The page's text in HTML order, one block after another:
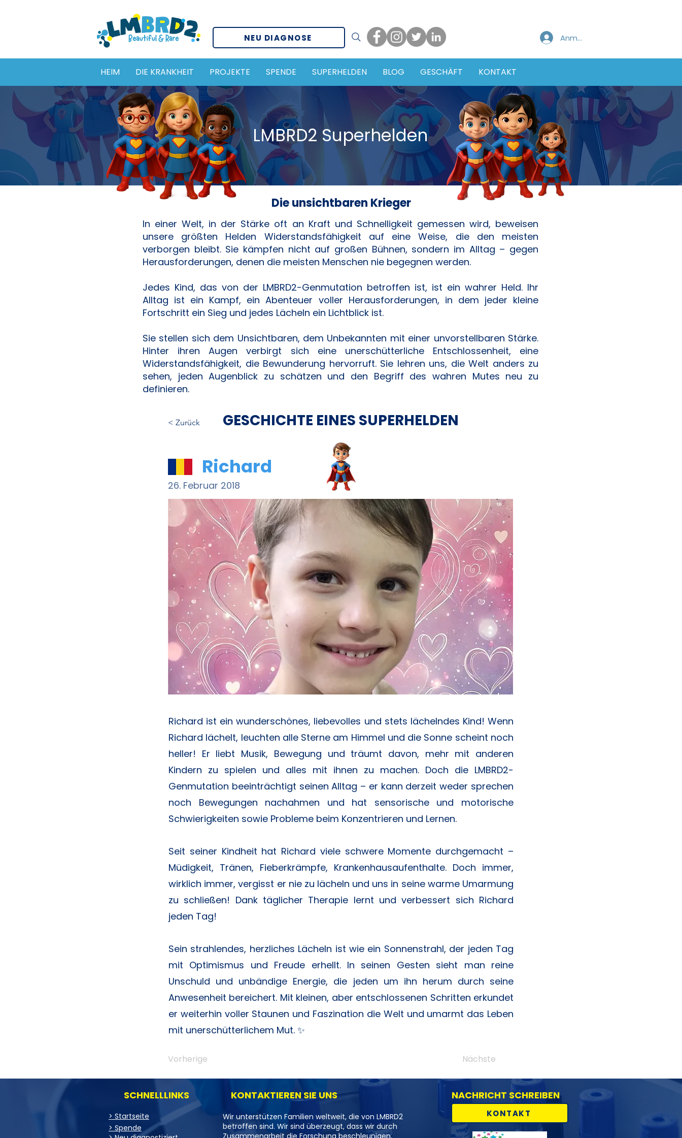
NEU DIAGNOSE Anmelden
HEIM DIE KRANKHEIT PROJEKTE SPENDE SUPERHELDEN BLOG GESCHÄFT KONTAKT
LMBRD2 Superhelden
Die unsichtbaren Krieger
In einer Welt, in der Stärke oft an Kraft und Schnelligkeit gemessen wird, beweisen
unsere größten Helden Widerstandsfähigkeit auf eine Weise, die den meisten
verborgen bleibt. Sie kämpfen nicht auf großen Bühnen, sondern im Alltag – gegen
Herausforderungen, denen die meisten Menschen nie begegnen werden.
Jedes Kind, das von der LMBRD2-Genmutation betroffen ist, ist ein wahrer Held. Ihr
Alltag ist ein Kampf, ein Abenteuer voller Herausforderungen, in dem jeder kleine
Fortschritt ein Sieg und jedes Lächeln ein Lichtblick ist.
Sie stellen sich dem Unsichtbaren, dem Unbekannten mit einer unvorstellbaren Stärke.
Hinter ihren Augen verbirgt sich eine unerschütterliche Entschlossenheit, eine
Widerstandsfähigkeit, die Bewunderung hervorruft. Sie lehren uns, die Welt anders zu
sehen, jeden Augenblick zu schätzen und den Begriff des wahren Mutes neu zu
definieren.
< Zurück GESCHICHTE EINES SUPERHELDEN
Richard
26. Februar 2018
Richard ist ein wunderschönes, liebevolles und stets lächelndes Kind! Wenn
Richard lächelt, leuchten alle Sterne am Himmel und die Sonne scheint noch
heller! Er liebt Musik, Bewegung und träumt davon, mehr mit anderen
Kindern zu spielen und alles mit ihnen zu machen. Doch die LMBRD2-
Genmutation beeinträchtigt seinen Alltag – er kann derzeit weder sprechen
noch Bewegungen nachahmen und hat sensorische und motorische
Schwierigkeiten sowie Probleme beim Konzentrieren und Lernen.
Seit seiner Kindheit hat Richard viele schwere Momente durchgemacht –
Müdigkeit, Tränen, Fieberkrämpfe, Krankenhausaufenthalte. Doch immer,
wirklich immer, vergisst er nie zu lächeln und uns in seine warme Umarmung
zu schließen! Dank täglicher Therapie lernt und verbessert sich Richard
jeden Tag!
Sein strahlendes, herzliches Lächeln ist wie ein Sonnenstrahl, der jeden Tag
mit Optimismus und Freude erhellt. In seinen Gesten sieht man reine
Unschuld und unbändige Energie, die jeden um ihn herum durch seine
Anwesenheit bereichert. Mit kleinen, aber entschlossenen Schritten erkundet
er weiterhin voller Staunen und Faszination die Welt und umarmt das Leben
mit unerschütterlichem Mut. ✨
Vorherige Nächste
SCHNELLLINKS
> Startseite
> Spende
KONTAKTIEREN SIE UNS
Wir unterstützen Familien weltweit, die von LMBRD2
betroffen sind. Wir sind überzeugt, dass wir durch
Zusammenarbeit die Forschung beschleunigen,
KONTAKT
NACHRICHT SCHREIBEN